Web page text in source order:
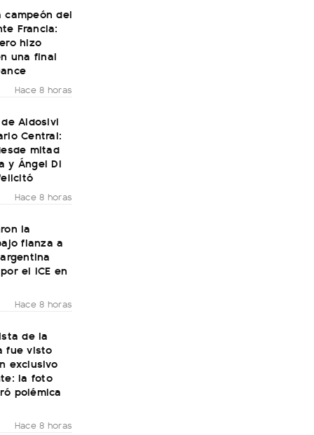
campeón del
Francia:
hizo
una final
Hace 8 horas
Aldosivi
Central:
mitad
y Ángel Di
Hace 8 horas
la
fianza a
el ICE en
Hace 8 horas
de la
fue visto
exclusivo
la foto
polémica
Hace 8 horas